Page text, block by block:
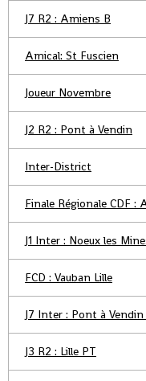
J7 R2 : Amiens B
Amical: St Fuscien
Joueur Novembre
J2 R2 : Pont à Vendin
Inter-District
Finale Régionale CDF :
J1 Inter : Noeux les
FCD : Vauban Lille
J7 Inter : Pont à Vendin
J3 R2 : Lille PT